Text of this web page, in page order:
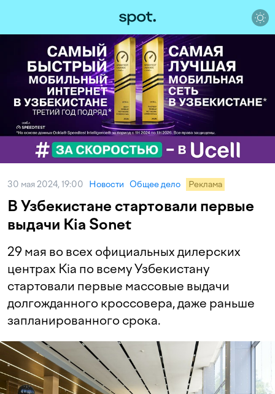
30 мая 2024, 19:00 Новости Общее дело Реклама
В Узбекистане стартовали первые
выдачи Kia Sonet
29 мая во всех официальных дилерских
центрах Kia по всему Узбекистану
стартовали первые массовые выдачи
долгожданного кроссовера, даже раньше
запланированного срока.